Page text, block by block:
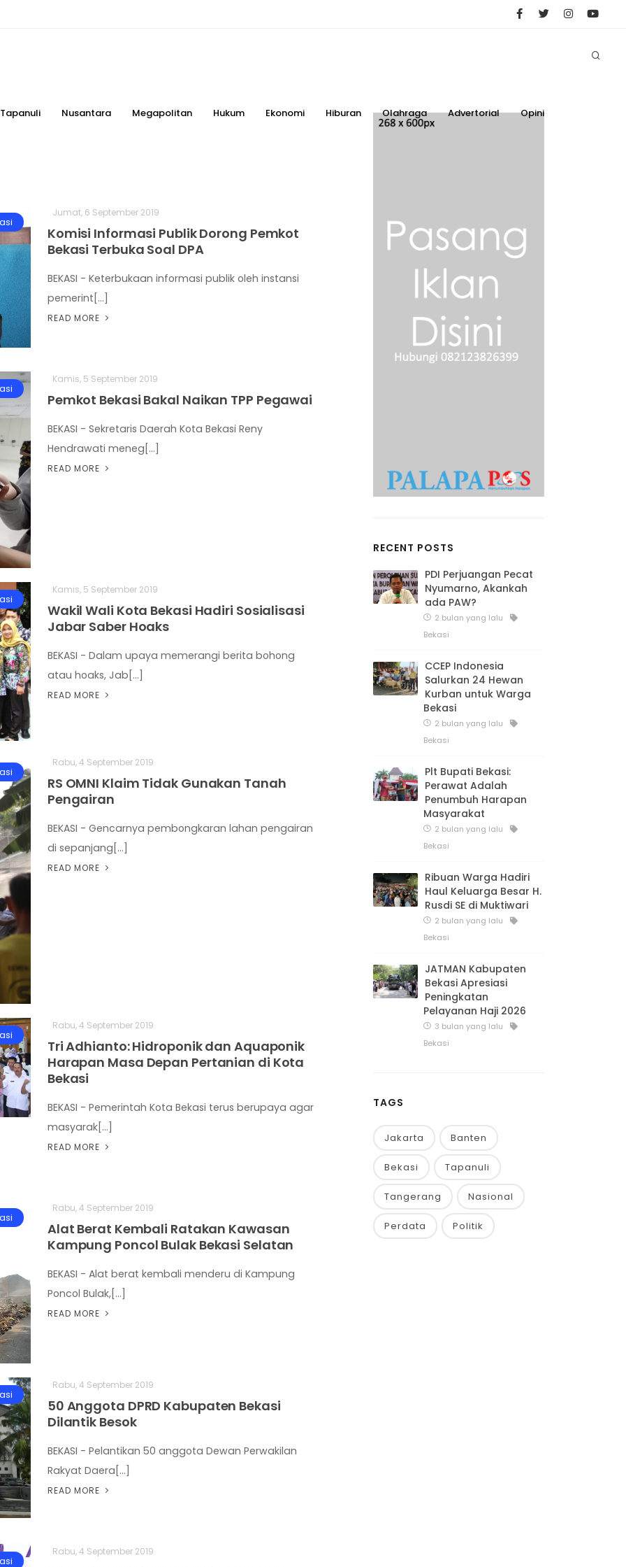
Tapanuli Nusantara Megapolitan Hukum Ekonomi Hiburan Olahraga Advertorial Opini
Jumat, 6 September 2019
Komisi Informasi Publik Dorong Pemkot
Bekasi Terbuka Soal DPA
BEKASI - Keterbukaan informasi publik oleh instansi
pemerint[...]
READ MORE
Kamis, 5 September 2019
Pemkot Bekasi Bakal Naikan TPP Pegawai
BEKASI - Sekretaris Daerah Kota Bekasi Reny
Hendrawati meneg[...]
READ MORE
Kamis, 5 September 2019
Wakil Wali Kota Bekasi Hadiri Sosialisasi
Jabar Saber Hoaks
BEKASI - Dalam upaya memerangi berita bohong
atau hoaks, Jab[...]
READ MORE
Rabu, 4 September 2019
RS OMNI Klaim Tidak Gunakan Tanah
Pengairan
BEKASI - Gencarnya pembongkaran lahan pengairan
di sepanjang[...]
READ MORE
Rabu, 4 September 2019
Tri Adhianto: Hidroponik dan Aquaponik
Harapan Masa Depan Pertanian di Kota
Bekasi
BEKASI - Pemerintah Kota Bekasi terus berupaya agar
masyarak[...]
READ MORE
Rabu, 4 September 2019
Alat Berat Kembali Ratakan Kawasan
Kampung Poncol Bulak Bekasi Selatan
BEKASI - Alat berat kembali menderu di Kampung
Poncol Bulak,[...]
READ MORE
Rabu, 4 September 2019
50 Anggota DPRD Kabupaten Bekasi
Dilantik Besok
BEKASI - Pelantikan 50 anggota Dewan Perwakilan
Rakyat Daera[...]
READ MORE
Rabu, 4 September 2019
RECENT POSTS
PDI Perjuangan Pecat
Nyumarno, Akankah
ada PAW?
2 bulan yang lalu
Bekasi
CCEP Indonesia
Salurkan 24 Hewan
Kurban untuk Warga
Bekasi
2 bulan yang lalu
Bekasi
Plt Bupati Bekasi:
Perawat Adalah
Penumbuh Harapan
Masyarakat
2 bulan yang lalu
Bekasi
Ribuan Warga Hadiri
Haul Keluarga Besar H.
Rusdi SE di Muktiwari
2 bulan yang lalu
Bekasi
JATMAN Kabupaten
Bekasi Apresiasi
Peningkatan
Pelayanan Haji 2026
3 bulan yang lalu
Bekasi
TAGS
Jakarta Banten
Bekasi Tapanuli
Tangerang Nasional
Perdata Politik